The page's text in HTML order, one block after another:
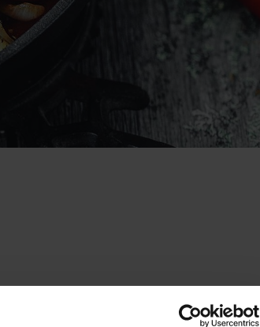
ja murennettu sämpylänpuolikas. Jätä